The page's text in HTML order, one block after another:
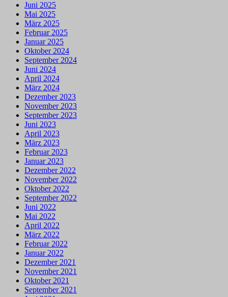
Juni 2025
Mai 2025
März 2025
Februar 2025
Januar 2025
Oktober 2024
September 2024
Juni 2024
April 2024
März 2024
Dezember 2023
November 2023
September 2023
Juni 2023
April 2023
März 2023
Februar 2023
Januar 2023
Dezember 2022
November 2022
Oktober 2022
September 2022
Juni 2022
Mai 2022
April 2022
März 2022
Februar 2022
Januar 2022
Dezember 2021
November 2021
Oktober 2021
September 2021